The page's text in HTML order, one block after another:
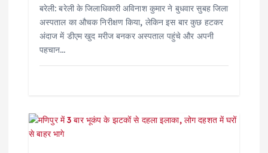
बरेली: बरेली के जिलाधिकारी अविनाश कुमार ने बुधवार सुबह जिला
अस्पताल का औचक निरीक्षण किया, लेकिन इस बार कुछ हटकर
अंदाज में डीएम खुद मरीज बनकर अस्पताल पहुंचे और अपनी
पहचान…